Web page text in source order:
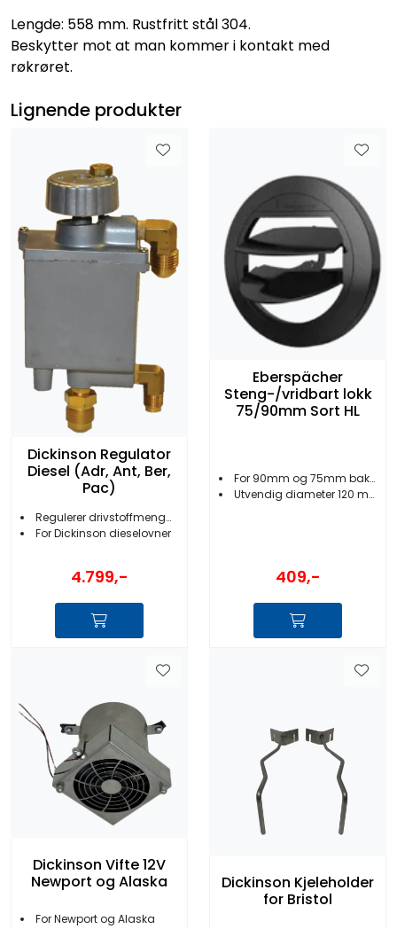
Lengde: 558 mm. Rustfritt stål 304.
Beskytter mot at man kommer i kontakt med
røkrøret.
Lignende produkter
Dickinson Regulator
Diesel (Adr, Ant, Ber,
Pac)
Regulerer drivstoffmengde
For Dickinson dieselovner
4.799,-
Eberspächer
Steng-/vridbart lokk
75/90mm Sort HL
For 90mm og 75mm bakstykker
Utvendig diameter 120 mm
409,-
Dickinson Vifte 12V
Newport og Alaska
For Newport og Alaska
Dickinson Kjeleholder
for Bristol